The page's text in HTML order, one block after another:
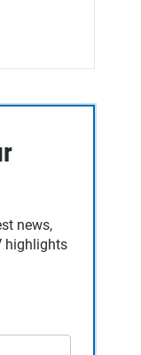
news,
highlights